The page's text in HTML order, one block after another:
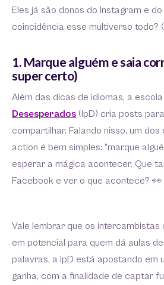
Eles já são donos do Instagram e
coincidência esse multiverso todo?
1. Marque alguém e saia
super certo)
Além das dicas de idiomas, a escola
Desesperados (IpD) cria posts
compartilhar. Falando nisso, um dos
action é bem simples: “marque
esperar a mágica acontecer. Que
Facebook e ver o que acontece? 👀
Vale lembrar que os intercambistas
em potencial para quem dá aulas
palavras, a IpD está apostando em
ganha, com a finalidade de captar